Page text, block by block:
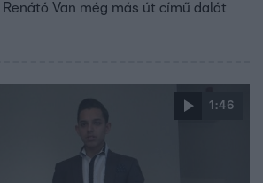
Van még más út című dalát
1:46